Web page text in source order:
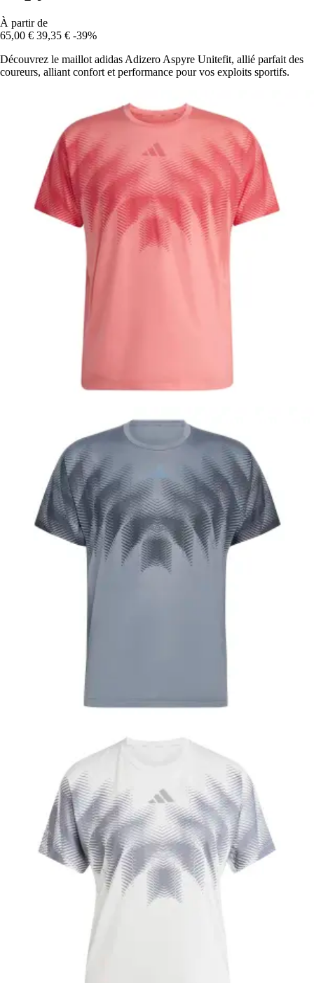
À partir de
65,00 € 39,35 € -39%
Découvrez le maillot adidas Adizero Aspyre Unitefit, allié parfait des
coureurs, alliant confort et performance pour vos exploits sportifs.